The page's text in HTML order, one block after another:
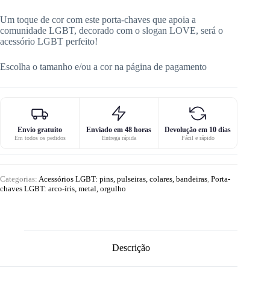
Um toque de cor com este porta-chaves que apoia a
comunidade LGBT, decorado com o slogan LOVE, será o
acessório LGBT perfeito!
Escolha o tamanho e/ou a cor na página de pagamento
Envio gratuito
Em todos os pedidos
Enviado em 48 horas
Entrega rápida
Devolução em 10 dias
Fácil e rápido
Categorias: Acessórios LGBT: pins, pulseiras, colares, bandeiras Porta-
chaves LGBT: arco-íris, metal, orgulho
Descrição